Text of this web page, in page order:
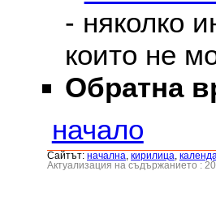
- няколко
които не
Обратна
начало
Сайтът: началнa кирилица
Актуализация на съдържанието :